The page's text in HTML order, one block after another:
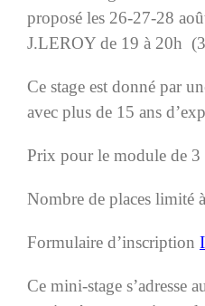
proposé les 26-27-28
J.LEROY de 19 à 20h
Ce stage est donné par
avec plus de 15 ans
Prix pour le module de 3
Nombre de places limité
Formulaire d’inscription
Ce mini-stage s’adresse